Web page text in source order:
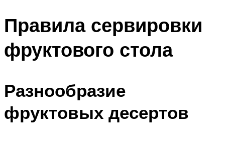
Правила сервировки
фруктового стола
Разнообразие
фруктовых десертов